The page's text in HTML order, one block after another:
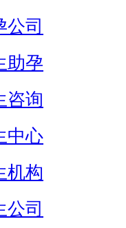
公司
助孕
咨询
中心
机构
公司